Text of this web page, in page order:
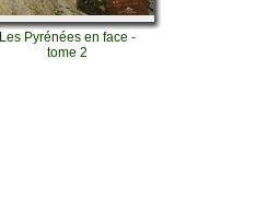
Les Pyrénées en face -
tome 2